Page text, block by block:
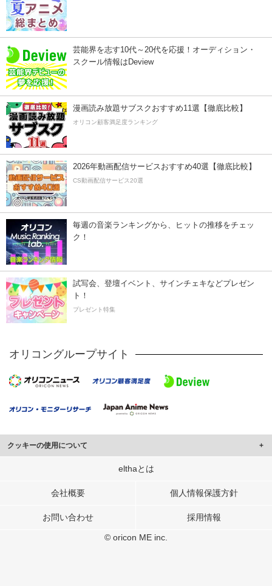
芸能界を志す10代～20代を応援！オーディション・
スクール情報はDeview
漫画読み放題サブスクおすすめ11選【徹底比較】
オリコン顧客満足度ランキング
2026年動画配信サービスおすすめ40選【徹底比較】
CS動画配信サービス20選
毎週の音楽ランキングから、ヒットの推移をチェッ
ク！
試写会、登壇イベント、サインチェキなどプレゼン
ト！
プレゼント特集
オリコングループサイト
クッキーの使用について
このサイトでは Cookie を使用して、ユーザーに合わせたコンテンツや広告の
行っています。
メディアや広告配信、データ解析の各パートナーに提供しています。
elthaとは
会社概要 個人情報保護方針
お問い合わせ 採用情報
© oricon ME inc.